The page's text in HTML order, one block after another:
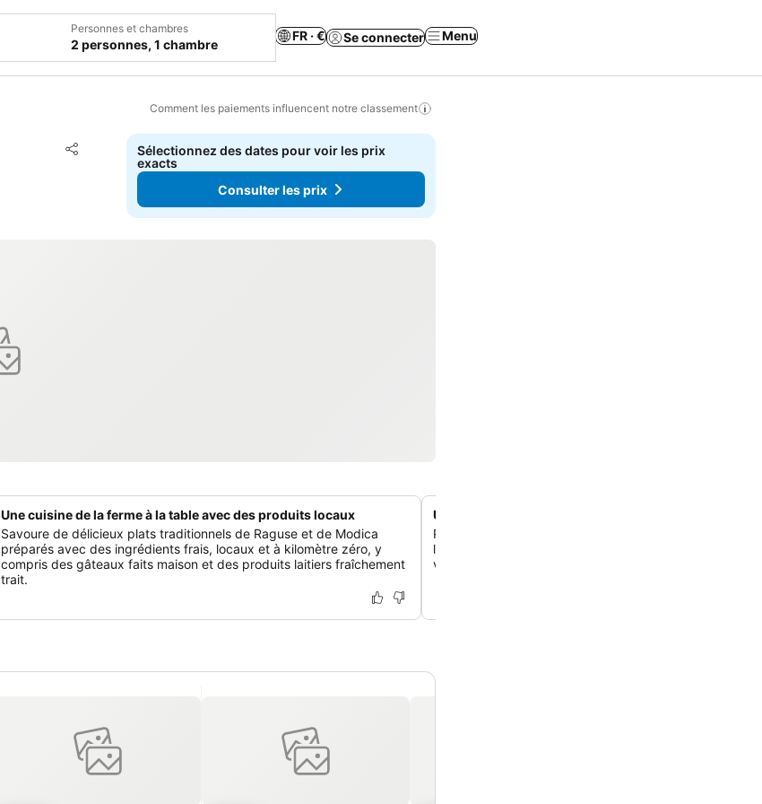
Personnes et chambres
2 personnes, 1 chambre
FR · € Se connecter Menu
Comment les paiements influencent notre classement
Partager
Ajouter à mes favoris
Sélectionnez des dates pour voir les prix
exacts
Consulter les prix
Une cuisine de la ferme à la table avec des produits locaux
Savoure de délicieux plats traditionnels de Raguse et de Modica
préparés avec des ingrédients frais, locaux et à kilomètre zéro, y
compris des gâteaux faits maison et des produits laitiers fraîchement
trait.
Un cadre tranquille au milieu d'anciennes oliveraies
Plonge dans le calme et la tranquillité, entouré d'une
luxuriante et d'anciennes oliveraies, offrant une évasion
vie quotidienne.